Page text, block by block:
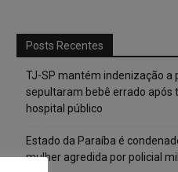
Posts Recentes
TJ-SP mantém indenização a
sepultaram bebê errado após
hospital público
Estado da Paraíba é
mulher agredida por policial